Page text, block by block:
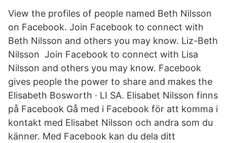
View the profiles of people named Beth Nilsson
on Facebook. Join Facebook to connect with
Beth Nilsson and others you may know. Liz-Beth
Nilsson Join Facebook to connect with Lisa
Nilsson and others you may know. Facebook
gives people the power to share and makes the
Elisabeth Bosworth · LI SA. Elisabet Nilsson finns
på Facebook Gå med i Facebook för att komma i
kontakt med Elisabet Nilsson och andra som du
känner. Med Facebook kan du dela ditt